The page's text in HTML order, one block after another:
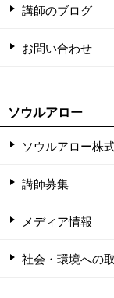
講師のブログ
お問い合わせ
ソウルアロー
ソウルアロー株
講師募集
メディア情報
社会・環境への